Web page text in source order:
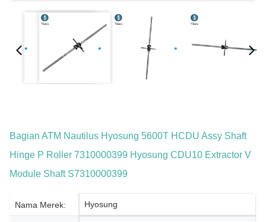
Bagian ATM Nautilus Hyosung 5600T HCDU Assy Shaft
Hinge P Roller 7310000399 Hyosung CDU10 Extractor V
Module Shaft S7310000399
Nama Merek: Hyosung